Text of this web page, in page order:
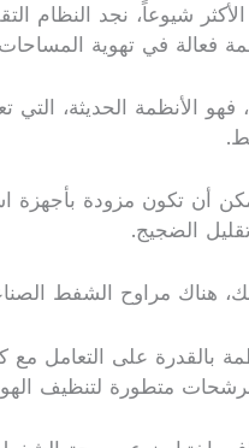
الأكثر شيوعاً، نجد النظام
فعالة في تهوية
فهو الأنظمة الحديثة،
أن تكون مزودة بأجهزة
الضجيج.
هناك مراوح الشفط
بالقدرة على التعامل
متطورة لتنظيف